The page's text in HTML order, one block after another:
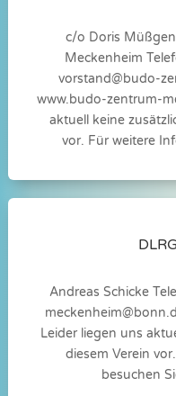
c/o Doris
Meckenheim
vorstand@budo-
www.budo-zentrum-
aktuell keine
vor. Für weitere
Andreas Schicke
Leider liegen uns
diesem Verein
besuchen